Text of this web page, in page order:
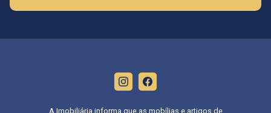
A Imobiliária informa que as mobílias e artigos de